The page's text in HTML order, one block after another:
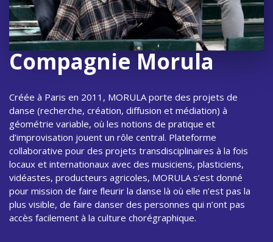
Compagnie Morula
Créée à Paris en 2011, MORULA porte des projets de
danse (recherche, création, diffusion et médiation) à
géométrie variable, où les notions de pratique et
d’improvisation jouent un rôle central. Plateforme
collaborative pour des projets transdisciplinaires à la fois
locaux et internationaux avec des musiciens, plasticiens,
vidéastes, producteurs agricoles, MORULA s’est donné
pour mission de faire fleurir la danse là où elle n’est pas la
plus visible, de faire danser des personnes qui n’ont pas
accès facilement à la culture chorégraphique.